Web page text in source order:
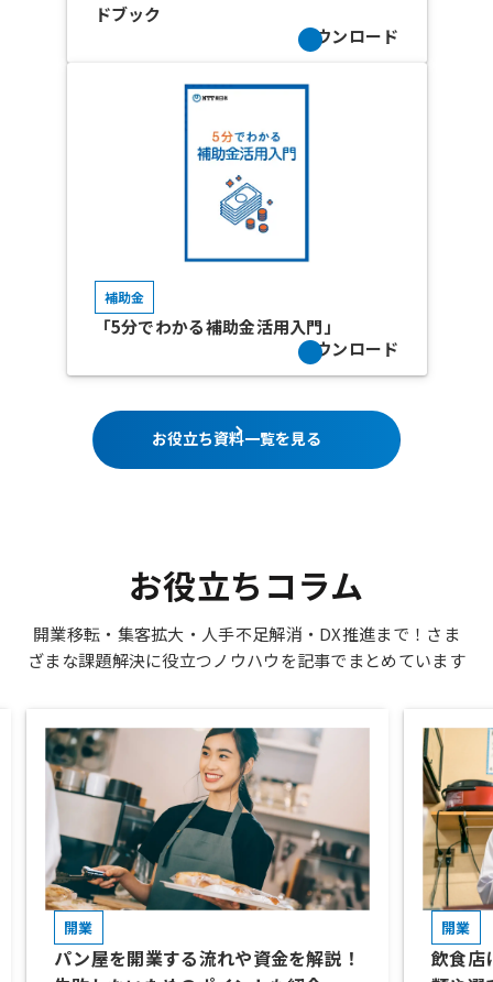
ドブック
ダウンロード
補助金
「5分でわかる補助金活用入門」
ダウンロード
お役立ち資料一覧を見る
お役立ちコラム
開業移転・集客拡大・人手不足解消・DX推進まで！さま
ざまな課題解決に役立つノウハウを記事でまとめています
開業
パン屋を開業する流れや資金を解説！
開業
飲食店